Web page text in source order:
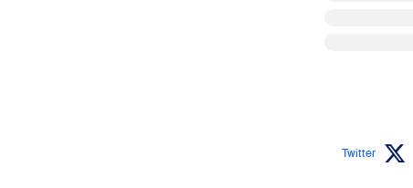
Twitter